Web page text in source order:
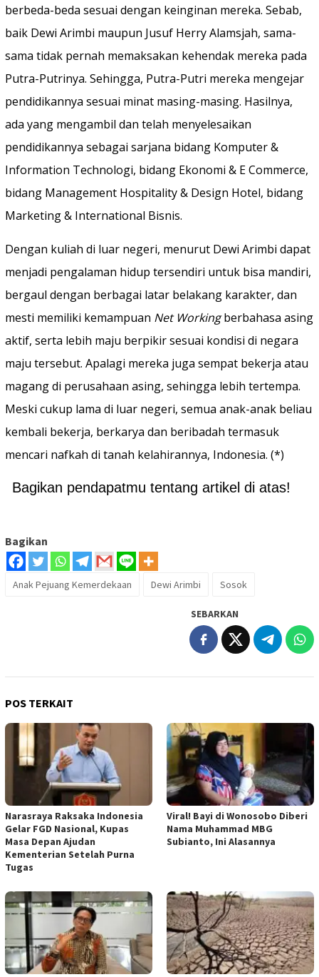
berbeda-beda sesuai dengan keinginan mereka. Sebab,
baik Dewi Arimbi maupun Jusuf Herry Alamsjah, sama-
sama tidak pernah memaksakan kehendak mereka pada
Putra-Putrinya. Sehingga, Putra-Putri mereka mengejar
pendidikannya sesuai minat masing-masing. Hasilnya,
ada yang mengambil dan telah menyelesaikan
pendidikannya sebagai sarjana bidang Komputer &
Information Technologi, bidang Ekonomi & E Commerce,
bidang Management Hospitality & Design Hotel, bidang
Marketing & International Bisnis.
Dengan kuliah di luar negeri, menurut Dewi Arimbi dapat
menjadi pengalaman hidup tersendiri untuk bisa mandiri,
bergaul dengan berbagai latar belakang karakter, dan
mesti memiliki kemampuan Net Workingberbahasa asing
aktif, serta lebih maju berpikir sesuai kondisi di negara
maju tersebut. Apalagi mereka juga sempat bekerja atau
magang di perusahaan asing, sehingga lebih tertempa.
Meski cukup lama di luar negeri, semua anak-anak beliau
kembali bekerja, berkarya dan beribadah termasuk
mencari nafkah di tanah kelahirannya, Indonesia. (*)
Bagikan pendapatmu tentang artikel di atas!
Bagikan
Anak Pejuang Kemerdekaan Dewi Arimbi Sosok
SEBARKAN
POS TERKAIT
Narasraya Raksaka Indonesia
Gelar FGD Nasional, Kupas
Masa Depan Ajudan
Kementerian Setelah Purna
Tugas
Viral! Bayi di Wonosobo Diberi
Nama Muhammad MBG
Subianto, Ini Alasannya